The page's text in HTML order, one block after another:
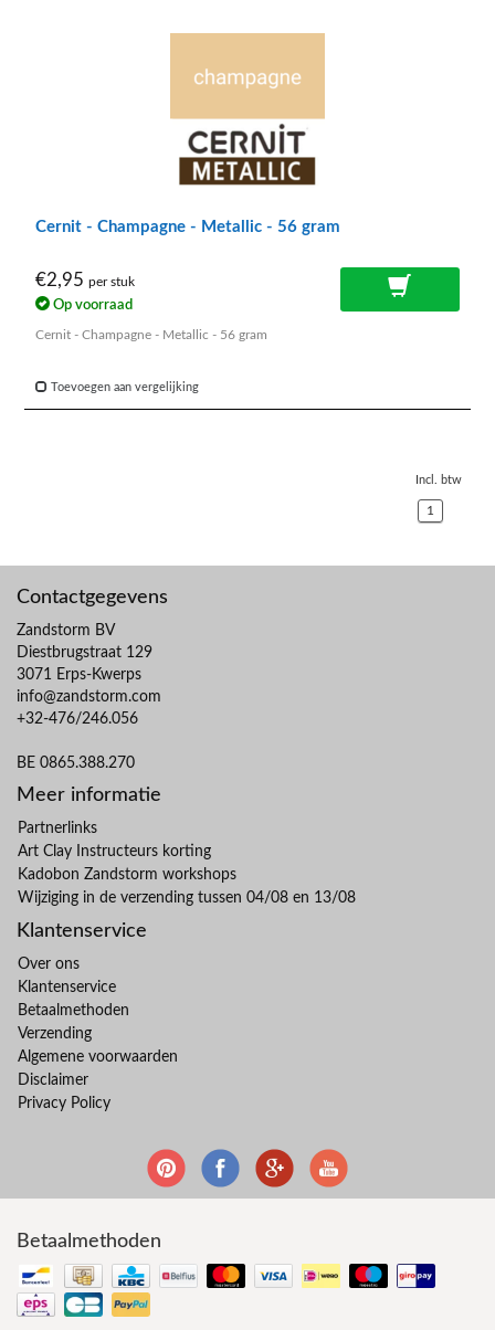
Cernit - Champagne - Metallic - 56 gram
€2,95 per stuk
Op voorraad
Cernit - Champagne - Metallic - 56 gram
Toevoegen aan vergelijking
Incl. btw
1
Contactgegevens
Zandstorm BV
Diestbrugstraat 129
3071 Erps-Kwerps
info@zandstorm.com
+32-476/246.056
BE 0865.388.270
Meer informatie
Partnerlinks
Art Clay Instructeurs korting
Kadobon Zandstorm workshops
Wijziging in de verzending tussen 04/08 en 13/08
Klantenservice
Over ons
Klantenservice
Betaalmethoden
Verzending
Algemene voorwaarden
Disclaimer
Privacy Policy
Betaalmethoden